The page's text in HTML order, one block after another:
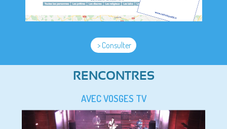
> Consulter
RENCONTRES
AVEC VOSGES TV